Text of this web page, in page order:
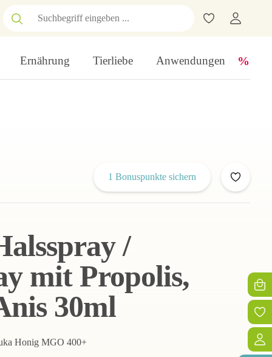
Ernährung Tierliebe Anwendungen
1 Bonuspunkte sichern
/
mit Propolis,
30ml
Honig MGO 400+